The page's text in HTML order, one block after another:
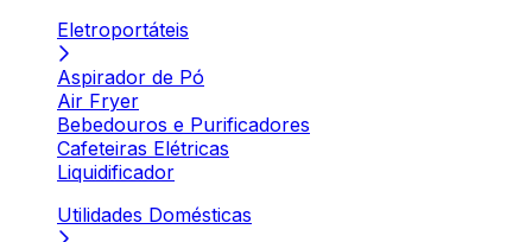
Eletroportáteis
Aspirador de Pó
Air Fryer
Bebedouros e Purificadores
Cafeteiras Elétricas
Liquidificador
Utilidades Domésticas